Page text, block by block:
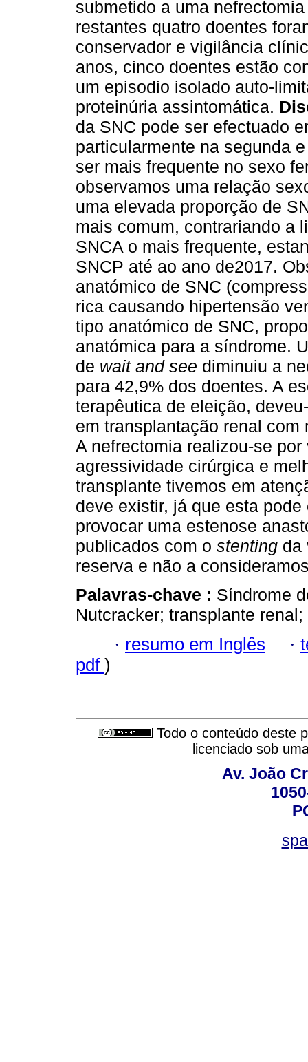
submetido a uma
restantes quatro doentes
conservador e vigilância
anos, cinco doentes estão
um episodio isolado auto-
proteinúria assintomática.
da SNC pode ser efectuado
particularmente na segunda
ser mais frequente no sexo
observamos uma rela­ção
uma elevada proporção de
mais comum, contrariando a
SNCA o mais frequente,
SNCP até ao ano de2017.
anatómico de SNC
rica causando hipertensão
tipo anatómico de SNC,
anatómica para a síndrome.
de wait and see diminuiu a
para 42,9% dos doentes. A
terapêutica de eleição,
em transplantação renal
A nefrectomia realizou-se
agressividade cirúrgica e
transplante tivemos em
deve existir, já que esta
provocar uma este­nose
publicados com o stenting da
reserva e não a
Palavras-chave : Síndrome
Nutcracker; transplante
· resumo em Inglês ·
pdf )
Todo o conteúdo deste
licenciado sob
Av. João